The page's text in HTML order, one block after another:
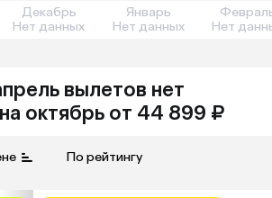
Декабрь
Нет данных
Январь
Нет данных
Нет
вылетов нет
на октябрь от 44 899 ₽
По рейтингу